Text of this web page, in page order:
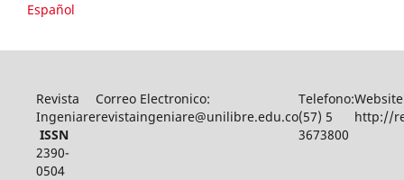
Español
Revista
Ingeniare
ISSN
2390-
0504
Correo Electronico:
revistaingeniare@unilibre.edu.co
Telefono:
(57) 5
3673800
http://